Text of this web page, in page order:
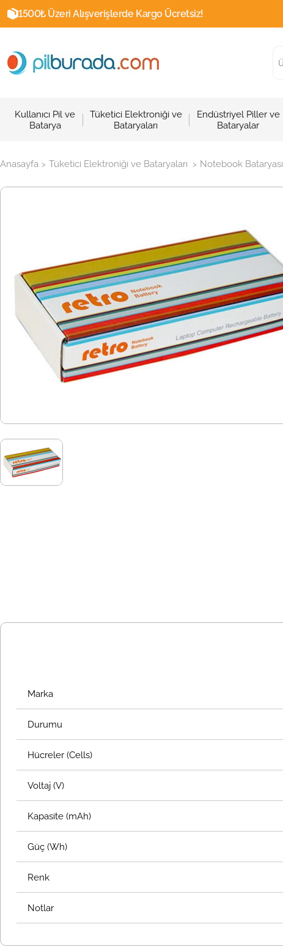
1500₺ Üzeri Alışverişlerde Kargo Ücretsiz!
Kullanıcı Pil ve
Batarya
Tüketici Elektroniği ve
Bataryaları
Endüstriyel Piller ve
Bataryalar
Anasayfa > Tüketici Elektroniği ve Bataryaları > Notebook Bataryası
Marka
Durumu
Hücreler (Cells)
Voltaj (V)
Kapasite (mAh)
Güç (Wh)
Renk
Notlar